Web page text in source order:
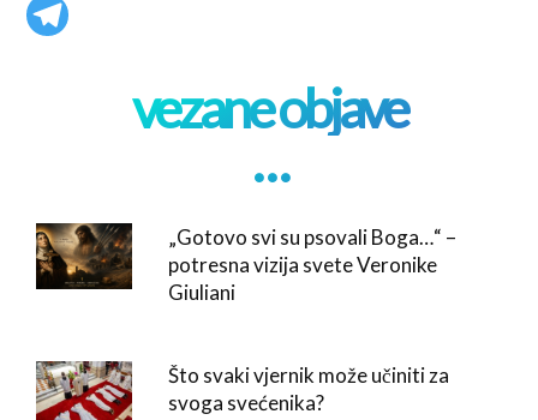
vezane objave
. . .
„Gotovo svi su psovali Boga…“ –
potresna vizija svete Veronike
Giuliani
Što svaki vjernik može učiniti za
svoga svećenika?